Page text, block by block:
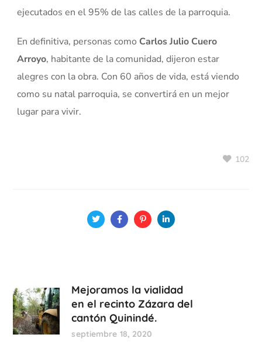
ejecutados en el 95% de las calles de la parroquia.
En definitiva, personas como Carlos Julio Cuero
Arroyo, habitante de la comunidad, dijeron estar
alegres con la obra. Con 60 años de vida, está viendo
como su natal parroquia, se convertirá en un mejor
lugar para vivir.
102
Mejoramos la vialidad
en el recinto Zázara del
cantón Quinindé.
septiembre 18, 2020